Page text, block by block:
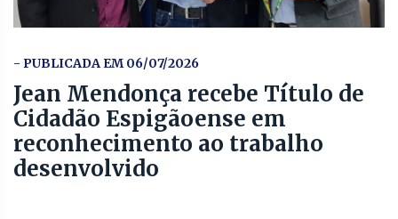
- PUBLICADA EM 06/07/2026
Jean Mendonça recebe Título de
Cidadão Espigãoense em
reconhecimento ao trabalho
desenvolvido